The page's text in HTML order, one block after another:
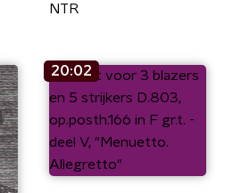
NTR
20:02